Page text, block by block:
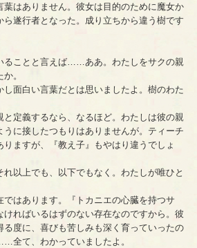
葉はありません。彼女は目的のために魔女か
ら遂行者となった。成り立ちから違う樹です
ることと言えば……ああ。わたしをサクの親
。
面白い言葉だとは思いましたよ。樹のわた
定義するなら、なるほど。わたしは彼の親
うに接したつもりはありませんが。ティーチ
りますが、『教え子』もやはり違うでしょ
以上でも、以下でもなく。わたしが唯ひと
はあります。『トカニエの心臓を持つサ
ければいるはずのない存在なのですから。彼
る度に、喜びも苦しみも深く育っていったの
全て、わかっていましたよ。